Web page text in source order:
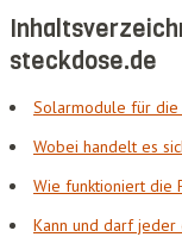
steckdose.de
Solarmodule für die
Wobei handelt es
Wie funktioniert die
Kann und darf jeder